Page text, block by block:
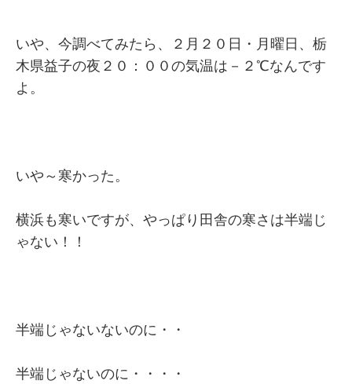
いや、今調べてみたら、２月２０日・月曜日、栃
木県益子の夜２０：００の気温は－２℃なんです
よ。
いや～寒かった。
横浜も寒いですが、やっぱり田舎の寒さは半端じ
ゃない！！
半端じゃないないのに・・
半端じゃないのに・・・・